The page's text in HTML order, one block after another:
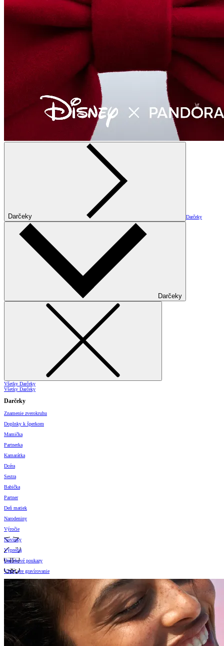
Darčeky Darčeky
Darčeky
Všetky Darčeky
Všetky Darčeky
Darčeky
Znamenie zverokruhu
Doplnky k šperkom
Mamička
Partnerka
Kamarátka
Dcéra
Sestra
Babička
Partner
Deň matiek
Narodeniny
Výročie
Novinky
Výpredaj
Darčekové poukazy
Vzory pre gravírovanie